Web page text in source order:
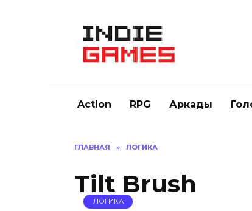
Action RPG Аркады
ГЛАВНАЯ » ЛОГИКА
Tilt Brush
ЛОГИКА